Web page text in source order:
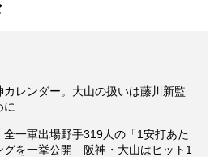
カレンダー。大山の扱いは藤川新監
に
全一軍出場野手319人の「1安打あた
グを一挙公開 阪神・大山はヒット1